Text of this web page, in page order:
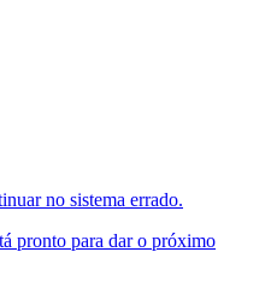
no sistema errado.
pronto para dar o próximo